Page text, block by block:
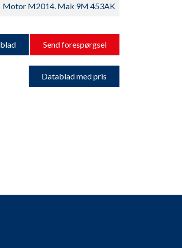
Motor M2014. Mak 9M 453AK
Send forespørgsel
Datablad med pris